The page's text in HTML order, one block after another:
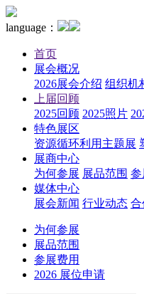
language：
首页
展会概况
2026展会介绍 组织机
上届回顾
2025回顾 2025照片
特色展区
资源循环利用主题展
展商中心
为何参展 展品范围 参
媒体中心
展会新闻 行业动态 合
为何参展
展品范围
参展费用
2026 展位申请